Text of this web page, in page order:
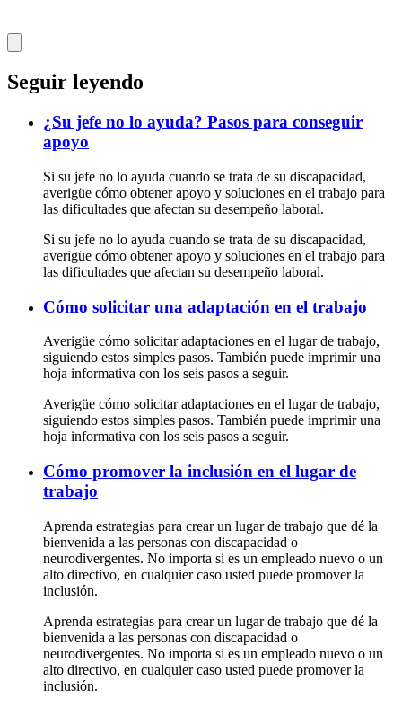
Seguir leyendo
¿Su jefe no lo ayuda? Pasos para conseguir
apoyo
Si su jefe no lo ayuda cuando se trata de su discapacidad,
averigüe cómo obtener apoyo y soluciones en el trabajo para
las dificultades que afectan su desempeño laboral.
Si su jefe no lo ayuda cuando se trata de su discapacidad,
averigüe cómo obtener apoyo y soluciones en el trabajo para
las dificultades que afectan su desempeño laboral.
Cómo solicitar una adaptación en el trabajo
Averigüe cómo solicitar adaptaciones en el lugar de trabajo,
siguiendo estos simples pasos. También puede imprimir una
hoja informativa con los seis pasos a seguir.
Averigüe cómo solicitar adaptaciones en el lugar de trabajo,
siguiendo estos simples pasos. También puede imprimir una
hoja informativa con los seis pasos a seguir.
Cómo promover la inclusión en el lugar de
trabajo
Aprenda estrategias para crear un lugar de trabajo que dé la
bienvenida a las personas con discapacidad o
neurodivergentes. No importa si es un empleado nuevo o un
alto directivo, en cualquier caso usted puede promover la
inclusión.
Aprenda estrategias para crear un lugar de trabajo que dé la
bienvenida a las personas con discapacidad o
neurodivergentes. No importa si es un empleado nuevo o un
alto directivo, en cualquier caso usted puede promover la
inclusión.